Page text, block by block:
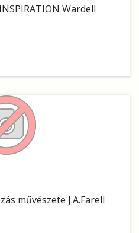
Wardell
művészete J.A.Farell